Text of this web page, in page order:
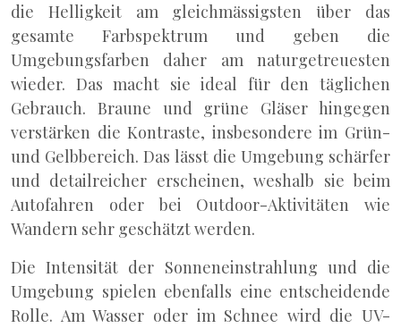
die Helligkeit am gleichmässigsten über das
gesamte Farbspektrum und geben die
Umgebungsfarben daher am naturgetreuesten
wieder. Das macht sie ideal für den täglichen
Gebrauch. Braune und grüne Gläser hingegen
verstärken die Kontraste, insbesondere im Grün-
und Gelbbereich. Das lässt die Umgebung schärfer
und detailreicher erscheinen, weshalb sie beim
Autofahren oder bei Outdoor-Aktivitäten wie
Wandern sehr geschätzt werden.
Die Intensität der Sonneneinstrahlung und die
Umgebung spielen ebenfalls eine entscheidende
Rolle. Am Wasser oder im Schnee wird die UV-